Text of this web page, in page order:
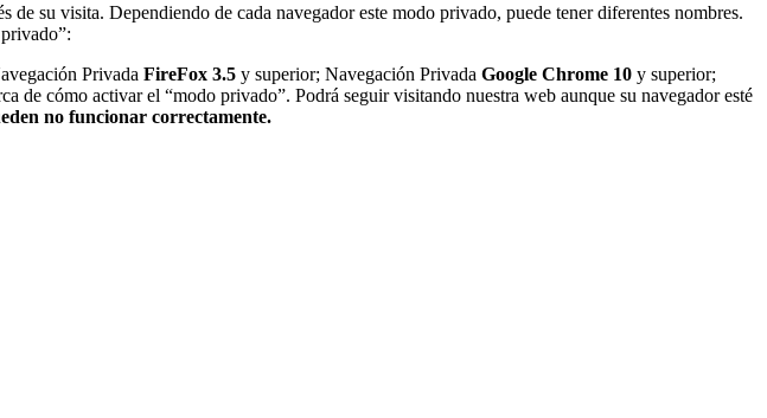
su visita. Dependiendo de cada navegador este modo privado, puede tener diferentes nombres.
Privada FireFox 3.5 y superior; Navegación Privada Google Chrome 10 y superior;
de cómo activar el “modo privado”. Podrá seguir visitando nuestra web aunque su navegador esté
no funcionar correctamente.